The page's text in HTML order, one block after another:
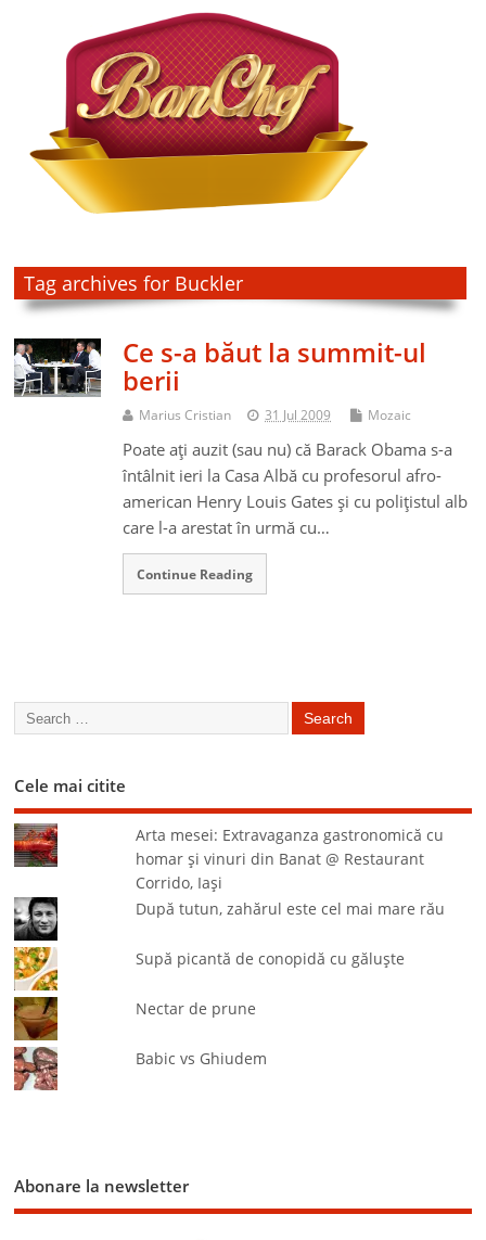
Tag archives for Buckler
Ce s-a băut la summit-ul
berii
Marius Cristian 31 Jul 2009 Mozaic
Poate aţi auzit (sau nu) că Barack Obama s-a
întâlnit ieri la Casa Albă cu profesorul afro-
american Henry Louis Gates şi cu poliţistul alb
care l-a arestat în urmă cu…
Continue Reading
Cele mai citite
Arta mesei: Extravaganza gastronomică cu
homar şi vinuri din Banat @ Restaurant
Corrido, Iaşi
După tutun, zahărul este cel mai mare rău
Supă picantă de conopidă cu găluşte
Nectar de prune
Babic vs Ghiudem
Abonare la newsletter